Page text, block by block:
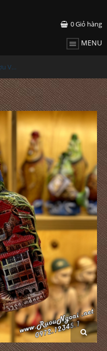
0Giỏ hàng
MENU
Rượu Vang Gốm Georgia MS77